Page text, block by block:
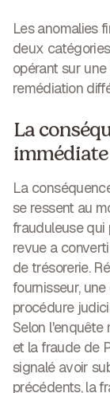
Les anomalies
deux
opérant sur
remédiation
La
La
se ressent au
frauduleuse qui
revue a
de trésorerie.
fournisseur,
procédure
Selon l'enquête
et la fraude de
signalé avoir
précédents, la